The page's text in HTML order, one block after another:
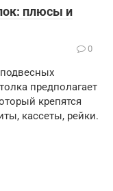
плюсы и
0
предполагает
крепятся
кассеты, рейки.